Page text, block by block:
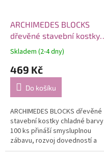
ARCHIMEDES BLOCKS
dřevěné stavební kostky
chladné barvy 100 ks
Skladem (2-4 dny)
469 Kč
Do košíku
ARCHIMEDES BLOCKS dřevěné
stavební kostky chladné barvy
100 ks přináší smysluplnou
zábavu, rozvoj dovedností a
hraní bez obrazovek.